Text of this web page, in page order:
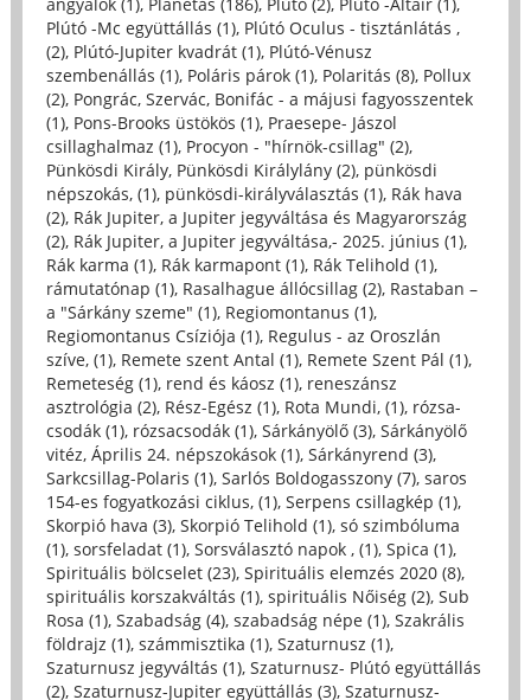
Plútó -Mc együttállás (1), Plútó Oculus - tisztánlátás ,
(2), Plútó-Jupiter kvadrát (1), Plútó-Vénusz
szembenállás (1), Poláris párok (1), Polaritás (8), Pollux
(2), Pongrác, Szervác, Bonifác - a májusi fagyosszentek
(1), Pons-Brooks üstökös (1), Praesepe- Jászol
csillaghalmaz (1), Procyon - "hírnök-csillag" (2),
Pünkösdi Király, Pünkösdi Királylány (2), pünkösdi
népszokás, (1), pünkösdi-királyválasztás (1), Rák hava
(2), Rák Jupiter, a Jupiter jegyváltása és Magyarország
(2), Rák Jupiter, a Jupiter jegyváltása,- 2025. június (1),
Rák karma (1), Rák karmapont (1), Rák Telihold (1),
rámutatónap (1), Rasalhague állócsillag (2), Rastaban –
a "Sárkány szeme" (1), Regiomontanus (1),
Regiomontanus Csíziója (1), Regulus - az Oroszlán
szíve, (1), Remete szent Antal (1), Remete Szent Pál (1),
Remeteség (1), rend és káosz (1), reneszánsz
asztrológia (2), Rész-Egész (1), Rota Mundi, (1), rózsa-
csodák (1), rózsacsodák (1), Sárkányölő (3), Sárkányölő
vitéz, Április 24. népszokások (1), Sárkányrend (3),
Sarkcsillag-Polaris (1), Sarlós Boldogasszony (7), saros
154-es fogyatkozási ciklus, (1), Serpens csillagkép (1),
Skorpió hava (3), Skorpió Telihold (1), só szimbóluma
(1), sorsfeladat (1), Sorsválasztó napok , (1), Spica (1),
Spirituális bölcselet (23), Spirituális elemzés 2020 (8),
spirituális korszakváltás (1), spirituális Nőiség (2), Sub
Rosa (1), Szabadság (4), szabadság népe (1), Szakrális
földrajz (1), számmisztika (1), Szaturnusz (1),
Szaturnusz jegyváltás (1), Szaturnusz- Plútó együttállás
(2), Szaturnusz-Jupiter együttállás (3), Szaturnusz-